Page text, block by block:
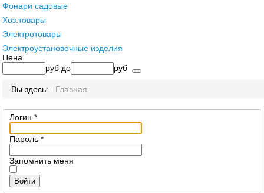
Фонари садовые
Хоз.товары
Электротовары
Электроустановочные изделия
Цена
руб до руб
Вы здесь: Главная
Логин *
Пароль *
Запомнить меня
Войти